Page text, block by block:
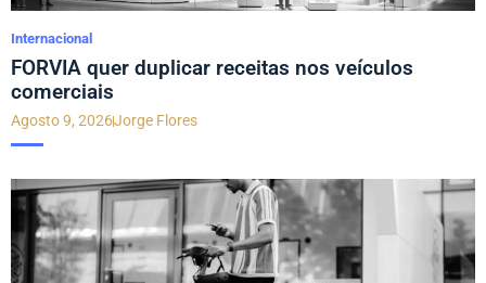
Internacional
FORVIA quer duplicar receitas nos veículos
comerciais
Agosto 9, 2026Jorge Flores